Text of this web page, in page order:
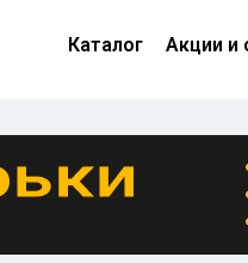
Каталог Акции и